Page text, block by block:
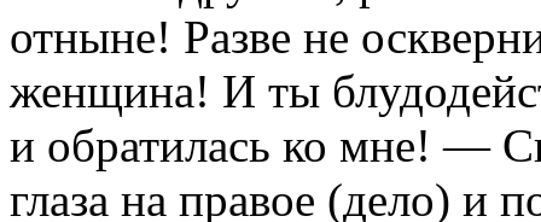
отныне! Разве не
женщина! И ты
и обратилась ко мне! —
глаза на правое (дело) и